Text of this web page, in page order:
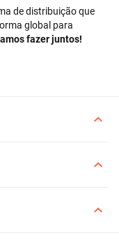
de distribuição que
global para
fazer juntos!